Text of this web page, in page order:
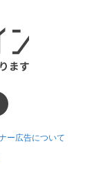
ー広告について